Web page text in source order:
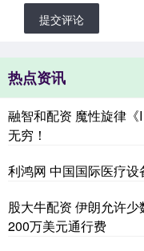
提交评论
热点资讯
融智和配资 魔性旋律
无穷！
利鸿网 中国国际医疗
股大牛配资 伊朗允许
200万美元通行费